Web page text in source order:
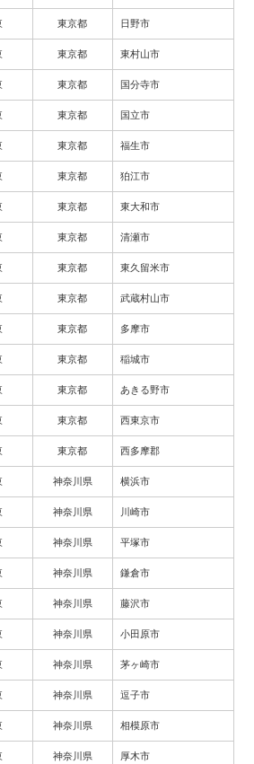
東京都 日野市
東京都 東村山市
東京都 国分寺市
東京都 国立市
東京都 福生市
東京都 狛江市
東京都 東大和市
東京都 清瀬市
東京都 東久留米市
東京都 武蔵村山市
東京都 多摩市
東京都 稲城市
東京都 あきる野市
東京都 西東京市
東京都 西多摩郡
神奈川県 横浜市
神奈川県 川崎市
神奈川県 平塚市
神奈川県 鎌倉市
神奈川県 藤沢市
神奈川県 小田原市
神奈川県 茅ヶ崎市
神奈川県 逗子市
神奈川県 相模原市
神奈川県 厚木市